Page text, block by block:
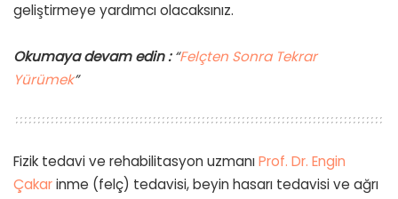
geliştirmeye yardımcı olacaksınız.
Okumaya devam edin :“Felçten Sonra Tekrar
Yürümek”
Fizik tedavi ve rehabilitasyon uzmanıProf. Dr. Engin
Çakarinme (felç) tedavisi, beyin hasarı tedavisi ve ağrı